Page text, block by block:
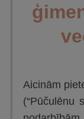
Aicinām
(“Pūčulēnu